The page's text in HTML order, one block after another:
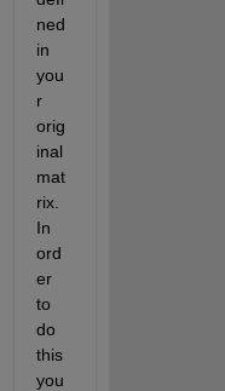
ned
in
you
r
orig
inal
mat
rix.
In
ord
er
to
do
this
you